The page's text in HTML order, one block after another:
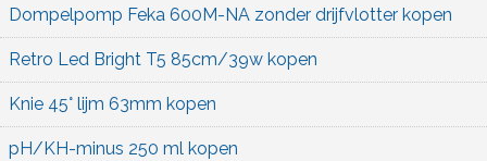
Dompelpomp Feka 600M-NA zonder drijfvlotter kopen
Retro Led Bright T5 85cm/39w kopen
Knie 45° lijm 63mm kopen
pH/KH-minus 250 ml kopen